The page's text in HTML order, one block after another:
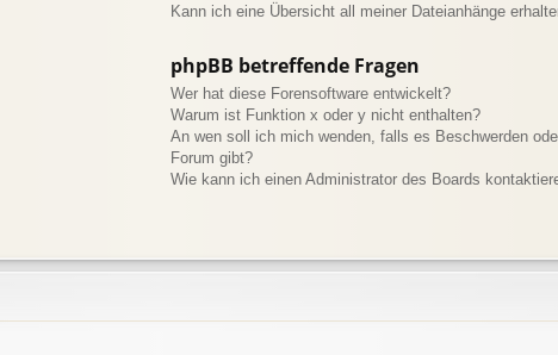
Kann ich eine Übersicht all meiner Dateianhänge
phpBB betreffende Fragen
Wer hat diese Forensoftware entwickelt?
Warum ist Funktion x oder y nicht enthalten?
An wen soll ich mich wenden, falls es Beschwerden
Forum gibt?
Wie kann ich einen Administrator des Boards